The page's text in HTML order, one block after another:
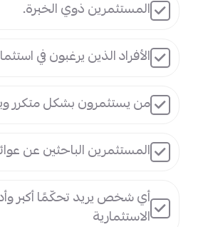
المستثمرين ذوي الخبرة.
الأفراد الذين يرغبون في
من يستثمرون بشكل متكرر
المستثمرين الباحثين عن
أي شخص يريد تحكّمًا أكبر
الاستثمارية